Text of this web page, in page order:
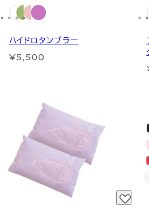
ハイドロタンブラー
¥5,500